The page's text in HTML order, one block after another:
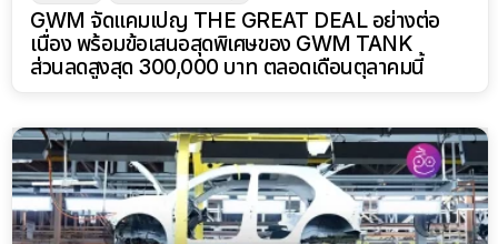
GWM จัดแคมเปญ THE GREAT DEAL อย่างต่อ
เนื่อง พร้อมข้อเสนอสุดพิเศษของ GWM TANK
ส่วนลดสูงสุด 300,000 บาท ตลอดเดือนตุลาคมนี้